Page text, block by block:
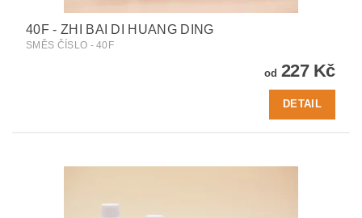
40F - ZHI BAI DI HUANG DING
SMĚS ČÍSLO - 40F
od 227 Kč
DETAIL